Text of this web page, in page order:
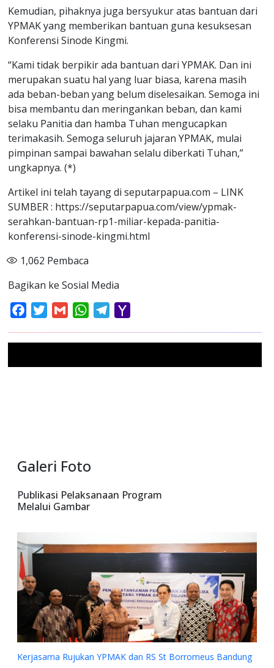
Kemudian, pihaknya juga bersyukur atas bantuan dari
YPMAK yang memberikan bantuan guna kesuksesan
Konferensi Sinode Kingmi.
“Kami tidak berpikir ada bantuan dari YPMAK. Dan ini
merupakan suatu hal yang luar biasa, karena masih
ada beban-beban yang belum diselesaikan. Semoga ini
bisa membantu dan meringankan beban, dan kami
selaku Panitia dan hamba Tuhan mengucapkan
terimakasih. Semoga seluruh jajaran YPMAK, mulai
pimpinan sampai bawahan selalu diberkati Tuhan,”
ungkapnya. (*)
Artikel ini telah tayang di seputarpapua.com – LINK
SUMBER : https://seputarpapua.com/view/ypmak-
serahkan-bantuan-rp1-miliar-kepada-panitia-
konferensi-sinode-kingmi.html
1,062 Pembaca
Bagikan ke Sosial Media
FacebookTwitterGmail WhatsAppTelegram
Galeri Foto
Publikasi Pelaksanaan Program
Melalui Gambar